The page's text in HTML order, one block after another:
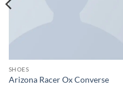
SHOES
Arizona Racer Ox Converse